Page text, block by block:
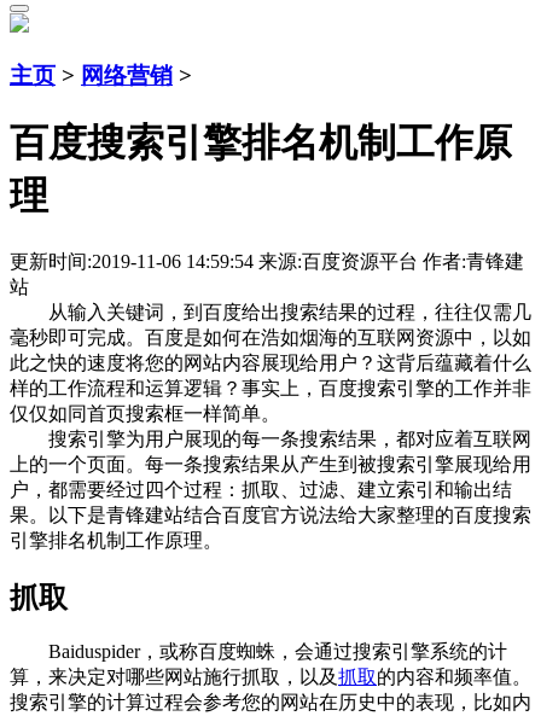
主页 > 网络营销 >
百度搜索引擎排名机制工作原
理
更新时间:2019-11-06 14:59:54 来源:百度资源平台 作者:青锋建
站
从输入关键词，到百度给出搜索结果的过程，往往仅需几
毫秒即可完成。百度是如何在浩如烟海的互联网资源中，以如
此之快的速度将您的网站内容展现给用户？这背后蕴藏着什么
样的工作流程和运算逻辑？事实上，百度搜索引擎的工作并非
仅仅如同首页搜索框一样简单。
搜索引擎为用户展现的每一条搜索结果，都对应着互联网
上的一个页面。每一条搜索结果从产生到被搜索引擎展现给用
户，都需要经过四个过程：抓取、过滤、建立索引和输出结
果。以下是青锋建站结合百度官方说法给大家整理的百度搜索
引擎排名机制工作原理。
抓取
Baiduspider，或称百度蜘蛛，会通过搜索引擎系统的计
算，来决定对哪些网站施行抓取，以及抓取的内容和频率值。
搜索引擎的计算过程会参考您的网站在历史中的表现，比如内